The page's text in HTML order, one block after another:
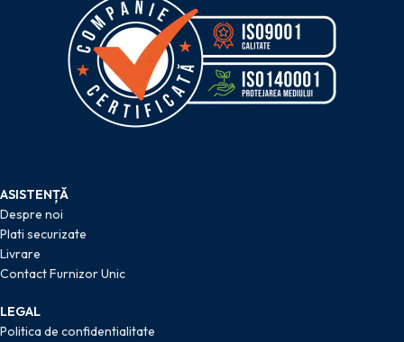
ASISTENȚĂ
Despre noi
Plati securizate
Livrare
Contact Furnizor Unic
LEGAL
Politica de confidentialitate